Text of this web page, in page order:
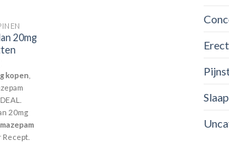
20mg
kopen
20mg